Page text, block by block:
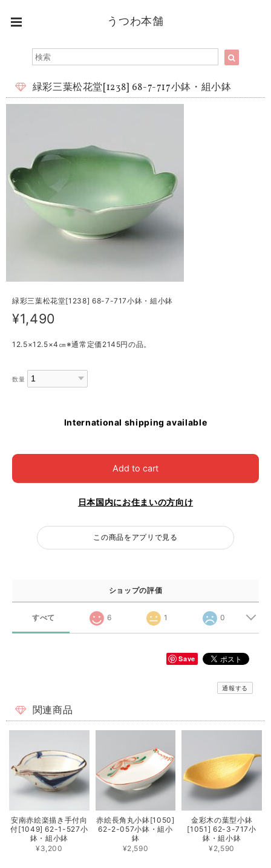
うつわ本舗
緑彩三葉松花堂[1238] 68-7-717小鉢・組小鉢
緑彩三葉松花堂[1238] 68-7-717小鉢・組小鉢
¥1,490
12.5×12.5×4㎝※通常定価2145円の品。
数量
International shipping available
Add to cart
日本国内にお住まいの方向け
この商品をアプリで見る
ショップの評価
すべて 6 1 0
Save
通報する
関連商品
安南赤絵楽描き手付向
付[1049] 62-1-527小
鉢・組小鉢
¥3,200
赤絵長角丸小鉢[1050]
62-2-057小鉢・組小
鉢
¥2,590
金彩木の葉型小鉢
[1051] 62-3-717小
鉢・組小鉢
¥2,590